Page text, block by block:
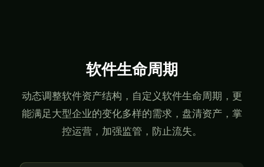
软件生命周期
动态调整软件资产结构，自定义软件生命周期，更
能满足大型企业的变化多样的需求，盘清资产，掌
控运营，加强监管，防止流失。